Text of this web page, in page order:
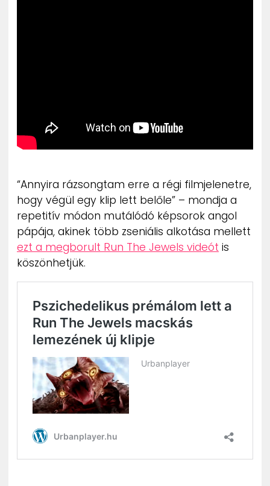
“Annyira rázsongtam erre a régi filmjelenetre,
hogy végül egy klip lett belőle” – mondja a
repetitív módon mutálódó képsorok angol
pápája, akinek több zseniális alkotása mellett
ezt a megborult Run The Jewels videót is
köszönhetjük.